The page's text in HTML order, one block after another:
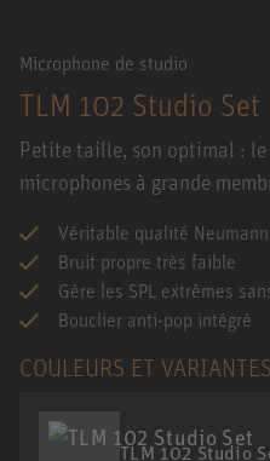
Microphone de studio
TLM 102 Studio Set
Petite taille, son optimal : le
microphones à grande
Véritable qualité
Bruit propre très faible
Gère les SPL extrêmes
Bouclier anti-pop intégré
COULEURS ET VARIANTES
TLM 102 Studio